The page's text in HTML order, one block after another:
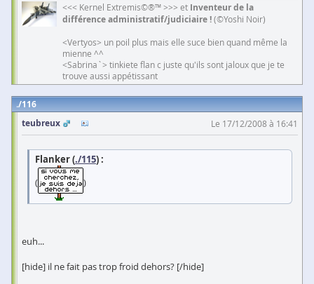
<<< Kernel Extremis©®™ >>> et Inventeur de la
différence administratif/judiciaire !(©Yoshi Noir)
<Vertyos> un poil plus mais elle suce bien quand même la
mienne ^^
<Sabrina`> tinkiete flan c juste qu'ils sont jaloux que je te
trouve aussi appétissant
116
teubreux
Le 17/12/2008 à 16:41
Flanker (./115) :
(
)
euh...
[hide] il ne fait pas trop froid dehors? [/hide]